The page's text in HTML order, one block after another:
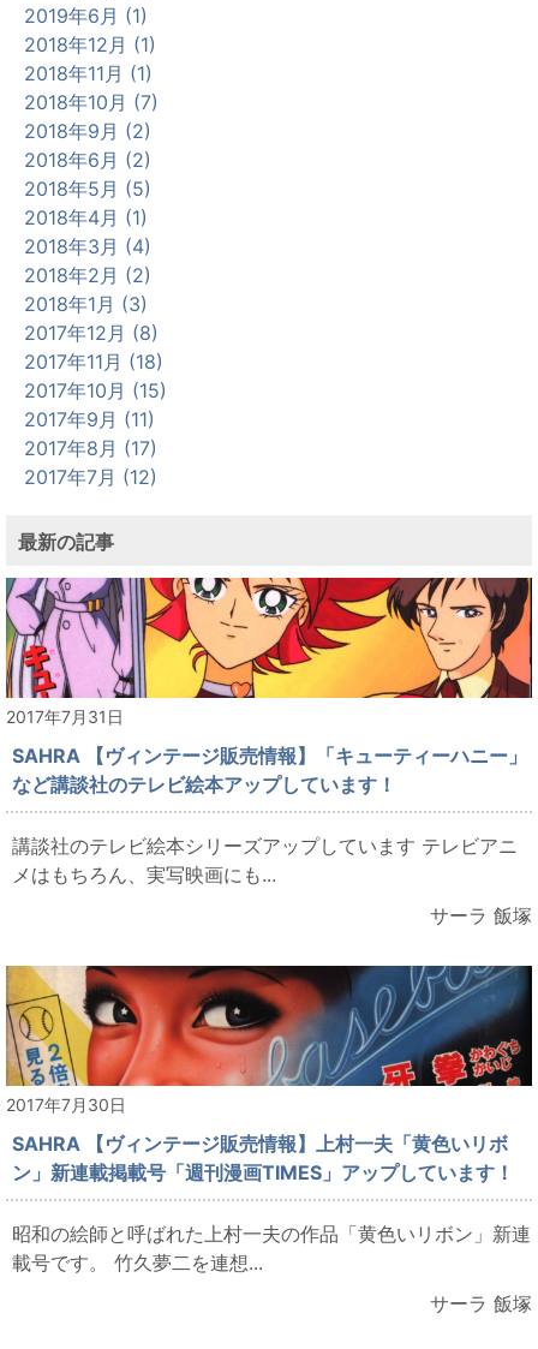
2019年6月 (1)
2018年12月 (1)
2018年11月 (1)
2018年10月 (7)
2018年9月 (2)
2018年6月 (2)
2018年5月 (5)
2018年4月 (1)
2018年3月 (4)
2018年2月 (2)
2018年1月 (3)
2017年12月 (8)
2017年11月 (18)
2017年10月 (15)
2017年9月 (11)
2017年8月 (17)
2017年7月 (12)
最新の記事
2017年7月31日
SAHRA 【ヴィンテージ販売情報】「キューティーハニー」
など講談社のテレビ絵本アップしています！
講談社のテレビ絵本シリーズアップしています テレビアニ
メはもちろん、実写映画にも...
サーラ 飯塚
2017年7月30日
SAHRA 【ヴィンテージ販売情報】上村一夫「黄色いリボ
ン」新連載掲載号「週刊漫画TIMES」アップしています！
昭和の絵師と呼ばれた上村一夫の作品「黄色いリボン」新連
載号です。 竹久夢二を連想...
サーラ 飯塚